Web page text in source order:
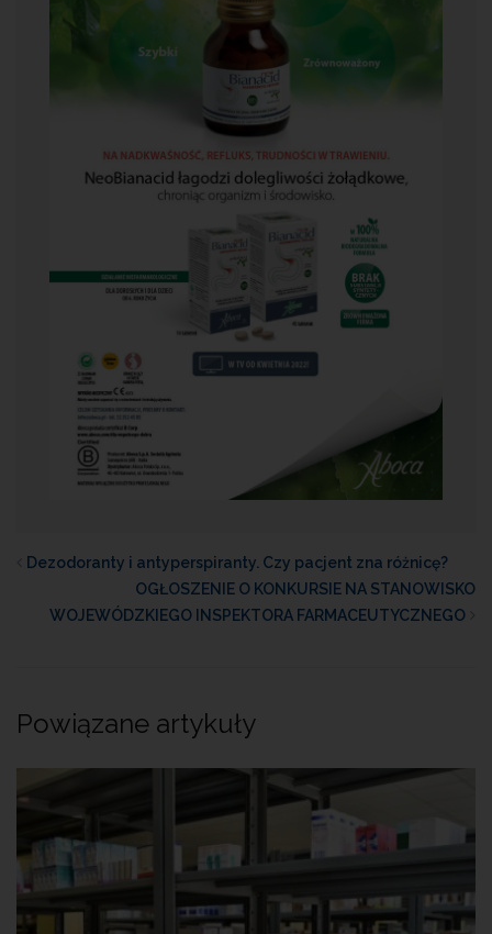
Dezodoranty i antyperspiranty. Czy pacjent zna różnicę?
OGŁOSZENIE O KONKURSIE NA STANOWISKO
WOJEWÓDZKIEGO INSPEKTORA FARMACEUTYCZNEGO
Powiązane artykuły